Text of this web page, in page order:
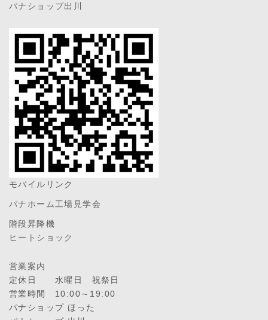
パナショップ出川
モバイルリンク
パナホーム工場見学会
階段昇降機
ヒートショック
営業案内
定休日 水曜日 祝祭日
営業時間 10:00～19:00
パナショップ ほった